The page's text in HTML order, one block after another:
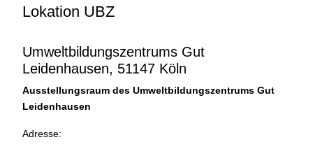
Lokation UBZ
Umweltbildungszentrums Gut
Leidenhausen, 51147 Köln
Ausstellungsraum des Umweltbildungszentrums Gut
Leidenhausen
Adresse: